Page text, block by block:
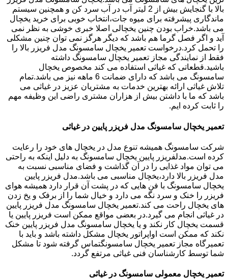
بالا با گنجایش بیش از 2 لیتر آب در آب سرد کن و همچنین سیستم
ماندگاری پیشرفته برای میوه جات،انتخاب خوبی برای خرید یخچال
می باشد.خراب بودن چنین یخچالی اصلا خبری خوشی به نظر نمی
آید و اگر فصل گرما هم باشد که دیگر هرگز نمی توان چنین مشکلی
را تحمل کرد.درخواست تعمیر یخچال سامسونگ مدل فریزر بالا را
فقط از نمایندگی مجاز تعمیر یخچال سامسونگ داشته
باشید.قطعاتی که غیاثی استفاده می کند مخصوص یخچال
سامسونگ می باشد که دارای ضمانت 6 ماهه نیز می باشد.تمام
تلاش غیاثی ارائه بهترین خدمات به مشتریان عزیز در غیاثی می
باشد که ما با داشتن بیش از هزاران مشتری راضی این وظیفه مهم
را ثابت کرده ایم.
تعمیر یخچال سامسونگ مدل فریزر پایین در غیاثی
شرکت سامسونگ همیشه تنوع مدل در یخچال های خود را رعایت
کرده است.مدلفریزر پایین یخچال سامسونگ به دلیل اینکه به راحتی
می توان مواد غذایی را در آن گذاشت و فضای مناسبی نسبت به
مدل فریزر بالا دارد،یخچال مناسبی می باشد.مدل فریزر پایین
یخچال سامسونگ با فن هایی که در پشت آن قرار دارد همیشه هوای
فریزر را خنک و سرد نگه می دارد و خیال شما را از برفک و یخ زدن
های یخچال راحت می کند.تعمیر یخچال سامسونگ مدل فریزر پایین
در غیاثی انجام می گیرد.در بعضی مواقع ممکن است فریزر پایین یا
قسمت یخچال کار نکند و یا یخچال سامسونگ مدل فریزر پایین خنک
نکند که ممکن است اواپراتور یخچال مشکل داشته باشد و باید با
تعمیرگاه مجاز تعمیر یخچال سامسونگتماس گرفته شود تا مشکل
شما توسط کارشناسان فنی غیاثی مرتفع گردد.
تعمیر یخچال معمولی سامسونگ در غیاثی